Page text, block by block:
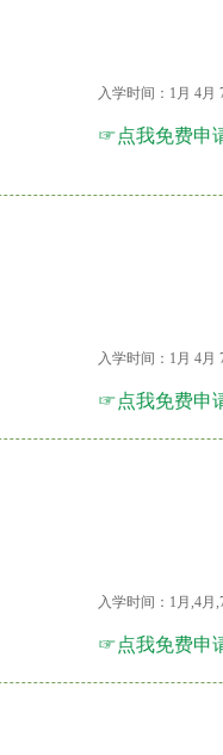
入学时间：1月 4月
☞点我免费申
入学时间：1月 4月
☞点我免费申
入学时间：1月,4月
☞点我免费申